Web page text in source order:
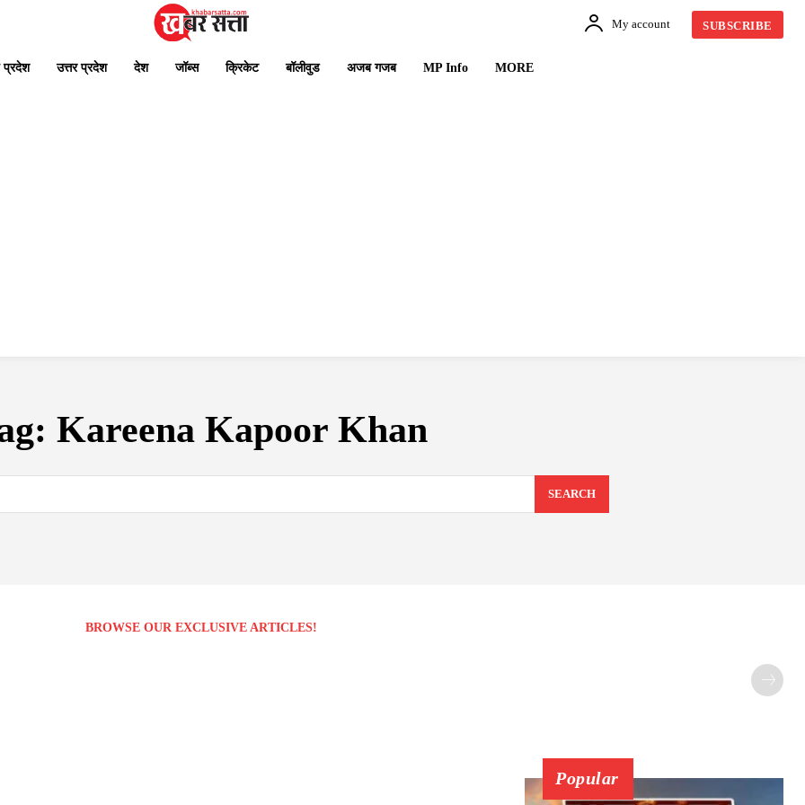
My account SUBSCRIBE
प्रदेश उत्तर प्रदेश देश जॉब्स क्रिकेट बॉलीवुड अजब गजब MP Info MORE
Kareena Kapoor Khan
SEARCH
BROWSE OUR EXCLUSIVE ARTICLES!
Popular